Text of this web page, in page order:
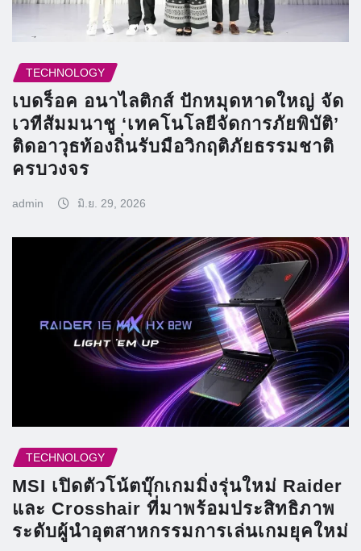
TECHNOLOGY
เบดร็อค อนาไลติกส์ ปักหมุดหาดใหญ่ จัด
เวทีสัมมนาชู ‘เทคโนโลยีจัดการภัยพิบัติ’
ติดอาวุธท้องถิ่นรับมือวิกฤติภัยธรรมชาติ
ครบวงจร
admin มิ.ย. 29, 2026
TECHNOLOGY
MSI เปิดตัวโน้ตบุ๊กเกมมิ่งรุ่นใหม่ Raider
และ Crosshair ที่มาพร้อมประสิทธิภาพ
ระดับผู้นำอุตสาหกรรมการเล่นเกมยุคใหม่